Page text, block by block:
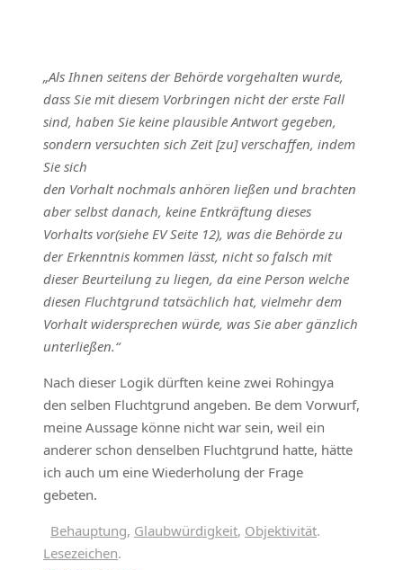
„Als Ihnen seitens der Behörde vorgehalten wurde,
dass Sie mit diesem Vorbringen nicht der erste Fall
sind, haben Sie keine plausible Antwort gegeben,
sondern versuchten sich Zeit [zu] verschaffen, indem
Sie sich
den Vorhalt nochmals anhören ließen und brachten
aber selbst danach, keine Entkräftung dieses
Vorhalts vor(siehe EV Seite 12), was die Behörde zu
der Erkenntnis kommen lässt, nicht so falsch mit
dieser Beurteilung zu liegen, da eine Person welche
diesen Fluchtgrund tatsächlich hat, vielmehr dem
Vorhalt widersprechen würde, was Sie aber gänzlich
unterließen.“
Nach dieser Logik dürften keine zwei Rohingya
den selben Fluchtgrund angeben. Be dem Vorwurf,
meine Aussage könne nicht war sein, weil ein
anderer schon denselben Fluchtgrund hatte, hätte
ich auch um eine Wiederholung der Frage
gebeten.
Behauptung, Glaubwürdigkeit, Objektivität.
Lesezeichen.